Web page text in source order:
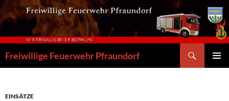
Zum
Inhalt
springen
Freiwillige Feuerwehr Pfraundorf
EINSÄTZE